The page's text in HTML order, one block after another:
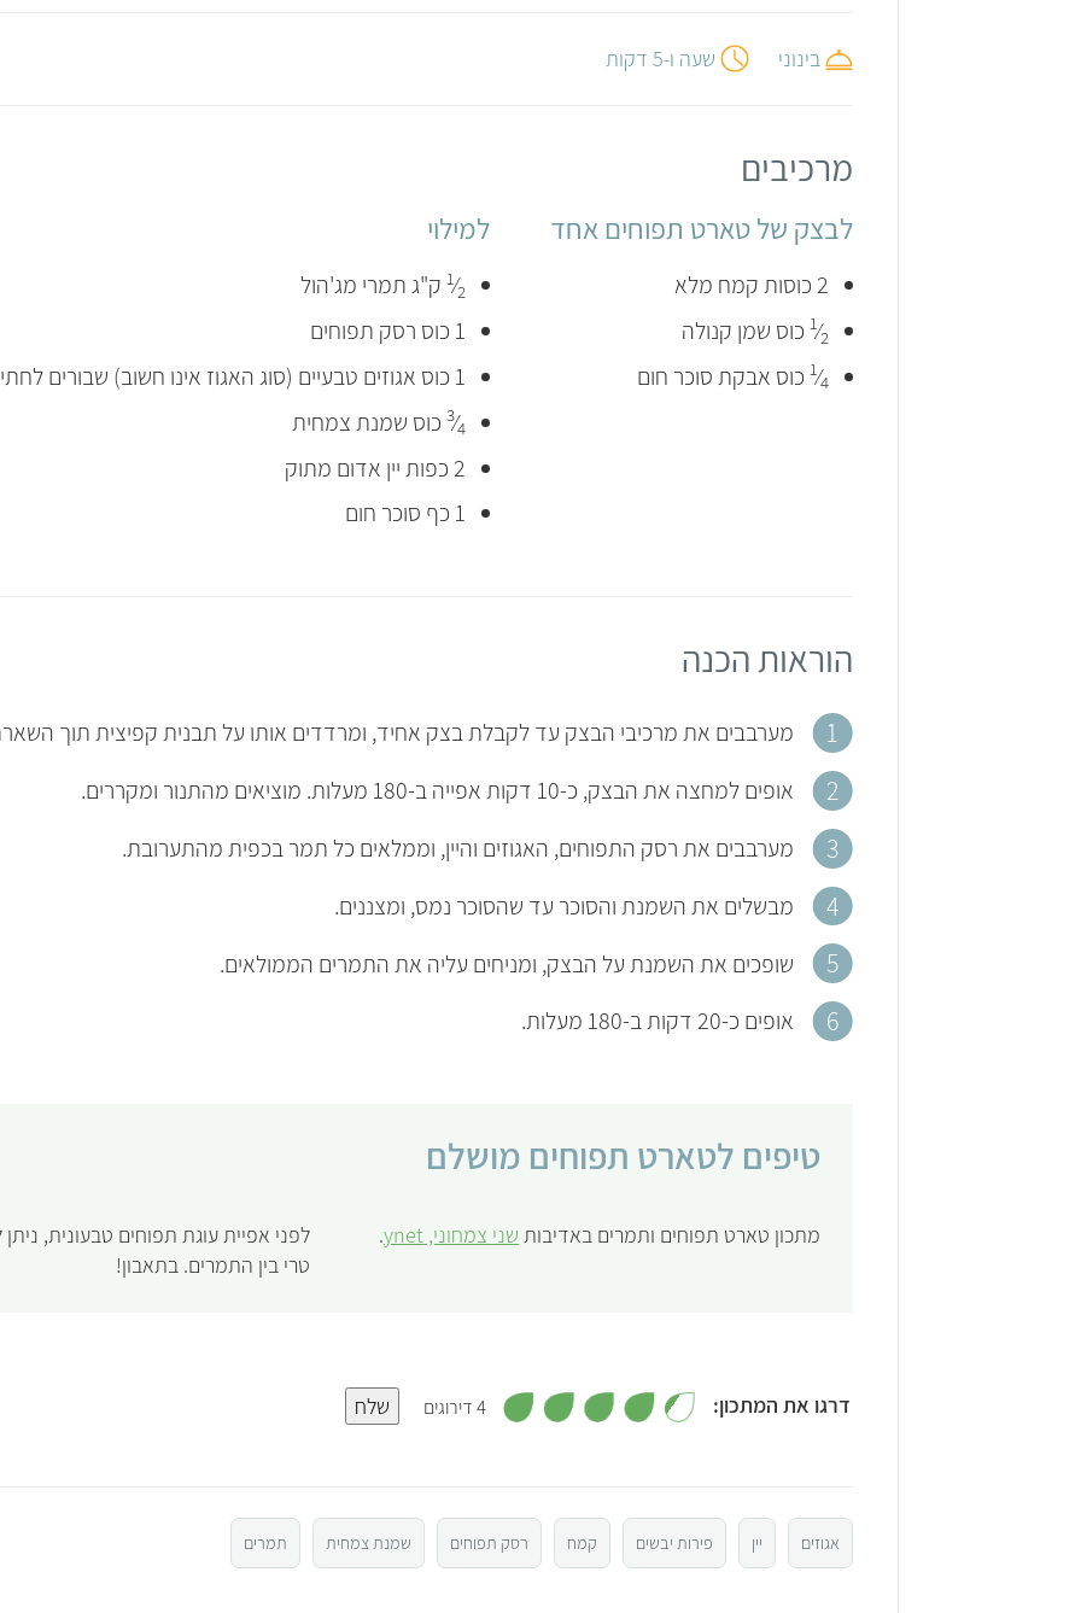
בינוני שעה ו-5 דקות
מרכיבים
לבצק של טארט תפוחים אחד
2 כוסות קמח מלא
1⁄2 כוס שמן קנולה
1⁄4 כוס אבקת סוכר חום
למילוי
1⁄2
ק"ג תמרי מג'הול
1 כוס רסק תפוחים
1 כוס אגוזים טבעיים (סוג האגוז אינו חשוב) שבורים לחתיכות קטנות
3⁄4
כוס שמנת צמחית
2 כפות יין אדום מתוק
1 כף סוכר חום
הוראות הכנה
מערבבים את מרכיבי הבצק עד לקבלת בצק אחיד, ומרדדים אותו על תבנית קפיצית תוך
אופים למחצה את הבצק, כ-10 דקות אפייה ב-180 מעלות. מוציאים מהתנור ומקררים.
מערבבים את רסק התפוחים, האגוזים והיין, וממלאים כל תמר בכפית מהתערובת.
מבשלים את השמנת והסוכר עד שהסוכר נמס, ומצננים.
שופכים את השמנת על הבצק, ומניחים עליה את התמרים הממולאים.
אופים כ-20 דקות ב-180 מעלות.
טיפים לטארט תפוחים מושלם
מתכון טארט תפוחים ותמרים באדיבות שני צמחוני, ynet .
לפני אפיית עוגת תפוחים טבעונית, ניתן
טרי בין התמרים. בתאבון!
דרגו את המתכון:
3
4 דירוגים
ך
שלח
אגוזים יין פירות יבשים קמח רסק תפוחים שמנת צמחית תמרים